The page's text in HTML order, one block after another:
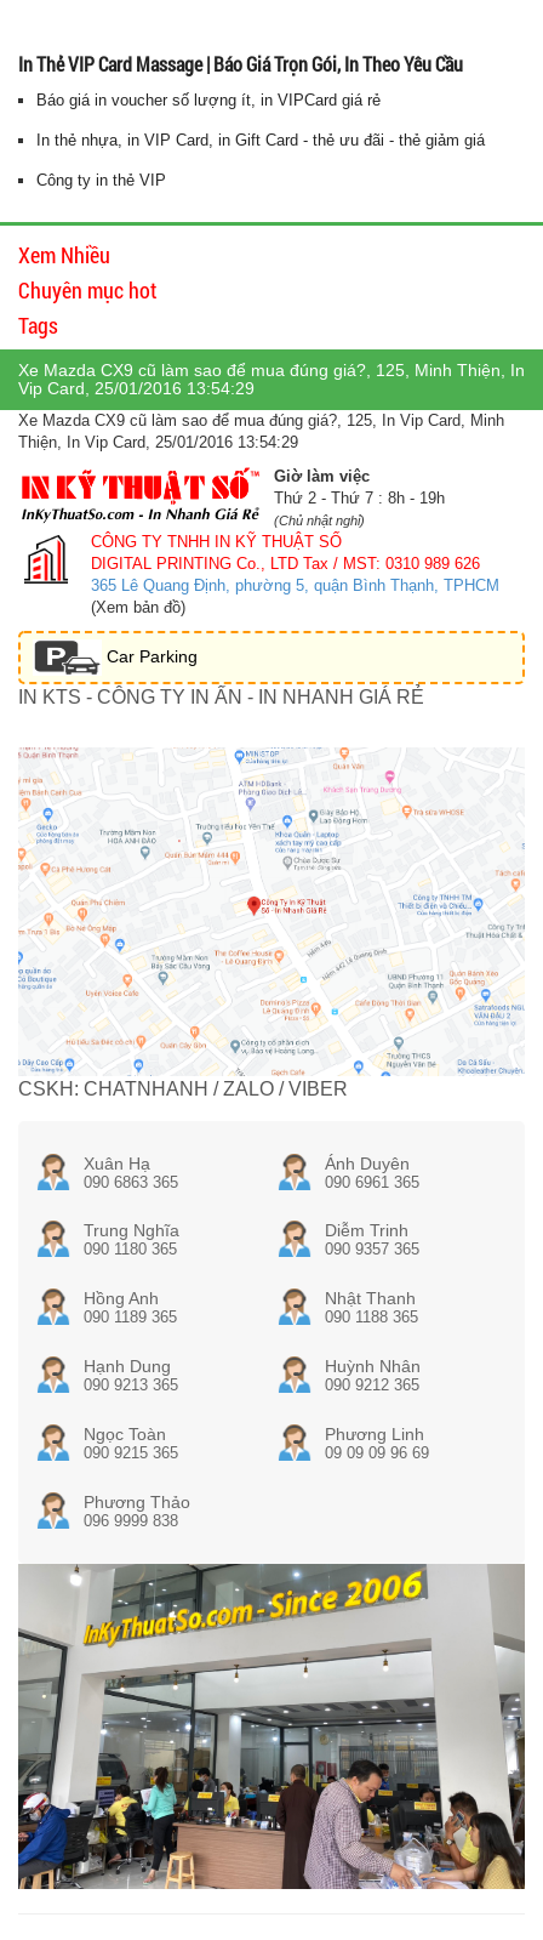
In Thẻ VIP Card Massage | Báo Giá Trọn Gói, In Theo Yêu Cầu
Báo giá in voucher số lượng ít, in VIPCard giá rẻ
In thẻ nhựa, in VIP Card, in Gift Card - thẻ ưu đãi - thẻ giảm giá
Công ty in thẻ VIP
Xem Nhiều
Chuyên mục hot
Tags
Xe Mazda CX9 cũ làm sao để mua đúng giá?, 125, Minh Thiện, In
Vip Card, 25/01/2016 13:54:29
Xe Mazda CX9 cũ làm sao để mua đúng giá?, 125, In Vip Card, Minh
Thiện, In Vip Card, 25/01/2016 13:54:29
Giờ làm việc
Thứ 2 - Thứ 7 : 8h - 19h
(Chủ nhật nghỉ)
CÔNG TY TNHH IN KỸ THUẬT SỐ
DIGITAL PRINTING Co., LTD Tax / MST: 0310 989 626
365 Lê Quang Định, phường 5, quận Bình Thạnh, TPHCM
(Xem bản đồ)
Car Parking
IN KTS - CÔNG TY IN ẤN - IN NHANH GIÁ RẺ
CSKH: CHATNHANH / ZALO / VIBER
Xuân Hạ
090 6863 365
Ánh Duyên
090 6961 365
Trung Nghĩa
090 1180 365
Diễm Trinh
090 9357 365
Hồng Anh
090 1189 365
Nhật Thanh
090 1188 365
Hạnh Dung
090 9213 365
Huỳnh Nhân
090 9212 365
Ngọc Toàn
090 9215 365
Phương Linh
09 09 09 96 69
Phương Thảo
096 9999 838